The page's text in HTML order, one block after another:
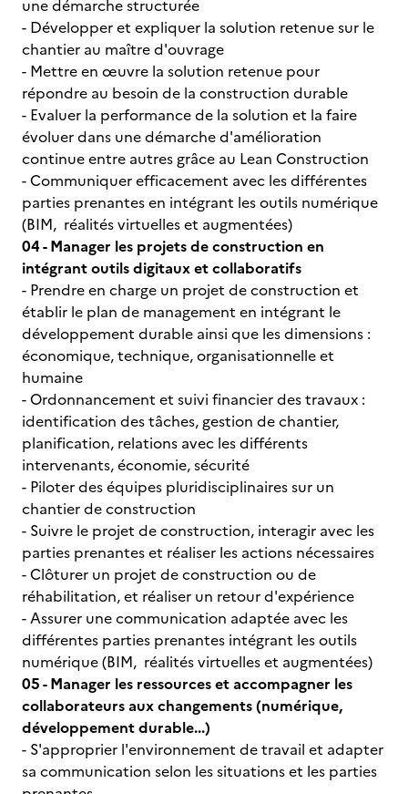
une démarche structurée
- Développer et expliquer la solution retenue sur le
chantier au maître d'ouvrage
- Mettre en œuvre la solution retenue pour
répondre au besoin de la construction durable
- Evaluer la performance de la solution et la faire
évoluer dans une démarche d'amélioration
continue entre autres grâce au Lean Construction
- Communiquer efficacement avec les différentes
parties prenantes en intégrant les outils numérique
(BIM, réalités virtuelles et augmentées)
04 - Manager les projets de construction en
intégrant outils digitaux et collaboratifs
- Prendre en charge un projet de construction et
établir le plan de management en intégrant le
développement durable ainsi que les dimensions :
économique, technique, organisationnelle et
humaine
- Ordonnancement et suivi financier des travaux :
identification des tâches, gestion de chantier,
planification, relations avec les différents
intervenants, économie, sécurité
- Piloter des équipes pluridisciplinaires sur un
chantier de construction
- Suivre le projet de construction, interagir avec les
parties prenantes et réaliser les actions nécessaires
- Clôturer un projet de construction ou de
réhabilitation, et réaliser un retour d'expérience
- Assurer une communication adaptée avec les
différentes parties prenantes intégrant les outils
numérique (BIM, réalités virtuelles et augmentées)
05 - Manager les ressources et accompagner les
collaborateurs aux changements (numérique,
développement durable...)
- S'approprier l'environnement de travail et adapter
sa communication selon les situations et les parties